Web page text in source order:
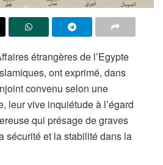
étrangères de l’Egypte
ont exprimé, dans
convenu selon une
leur vive inquiétude à l’égard
qui présage de graves
sécurité et la stabilité dans la